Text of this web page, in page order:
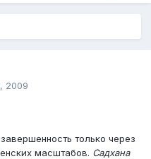
2009
только через
масштабов. Садхана